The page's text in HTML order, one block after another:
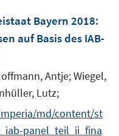
Bayern 2018:
auf Basis des IAB-
Antje;Wiegel,
Lutz;
md/content/st
panel_teil_ii_fina